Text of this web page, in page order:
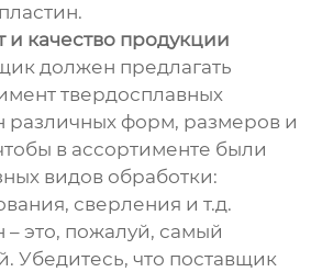
качество продукции
должен предлагать
твердосплавных
различных форм, размеров и
в ассортименте были
видов обработки:
сверления и т.д.
– это, пожалуй, самый
Убедитесь, что поставщик